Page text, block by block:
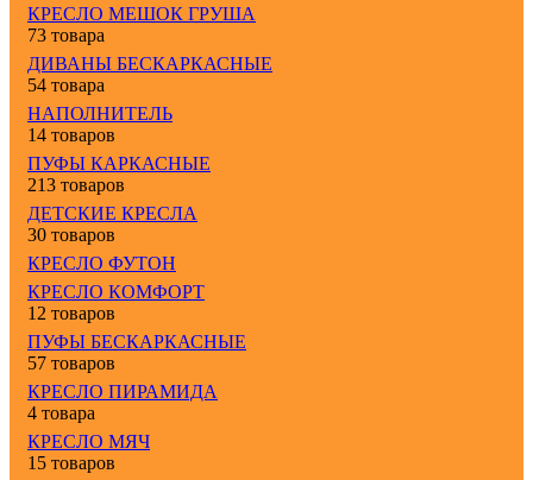
КРЕСЛО МЕШОК ГРУША
73 товара
ДИВАНЫ БЕСКАРКАСНЫЕ
54 товара
НАПОЛНИТЕЛЬ
14 товаров
ПУФЫ КАРКАСНЫЕ
213 товаров
ДЕТСКИЕ КРЕСЛА
30 товаров
КРЕСЛО ФУТОН
КРЕСЛО КОМФОРТ
12 товаров
ПУФЫ БЕСКАРКАСНЫЕ
57 товаров
КРЕСЛО ПИРАМИДА
4 товара
КРЕСЛО МЯЧ
15 товаров